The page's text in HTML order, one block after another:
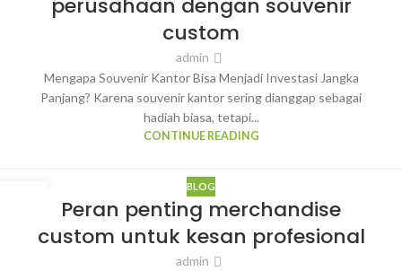
custom
admin
Mengapa Souvenir Kantor Bisa Menjadi Investasi Jangka
Panjang? Karena souvenir kantor sering dianggap sebagai
hadiah biasa, tetapi...
CONTINUE READING
BLOG
Peran penting merchandise
custom untuk kesan profesional
admin